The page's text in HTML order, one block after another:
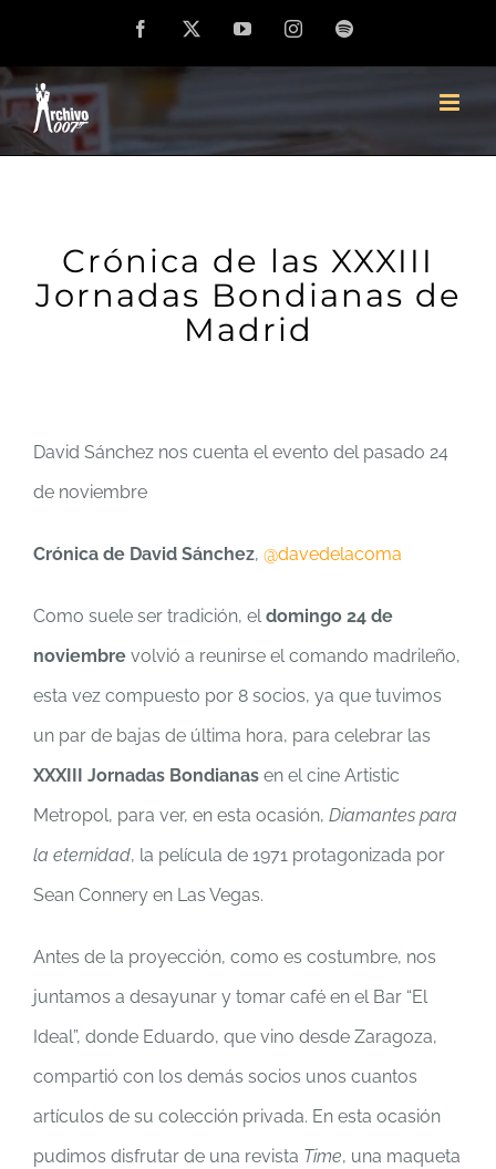
contenido
Facebook YouTubeInstagramSpotify
Crónica de las XXXIII
Jornadas Bondianas de
Madrid
David Sánchez nos cuenta el evento del pasado 24
de noviembre
Crónica de David Sánchez, @davedelacoma
Como suele ser tradición, eldomingo 24 de
noviembre volvió a reunirse el comando madrileño,
esta vez compuesto por 8 socios, ya que tuvimos
un par de bajas de última hora, para celebrar las
XXXIII Jornadas Bondianas en el cine Artistic
Metropol, para ver, en esta ocasión, Diamantes para
la eternidad, la película de 1971 protagonizada por
Sean Connery en Las Vegas.
Antes de la proyección, como es costumbre, nos
juntamos a desayunar y tomar café en el Bar “El
Ideal”, donde Eduardo, que vino desde Zaragoza,
compartió con los demás socios unos cuantos
artículos de su colección privada. En esta ocasión
pudimos disfrutar de una revista Time, una maqueta